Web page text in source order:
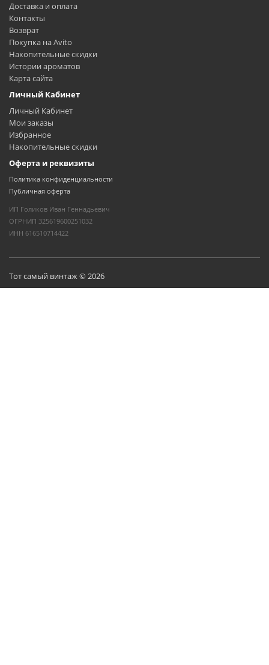
Доставка и оплата
Контакты
Возврат
Покупка на Avito
Накопительные скидки
Истории ароматов
Карта сайта
Личный Кабинет
Личный Кабинет
Мои заказы
Избранное
Накопительные скидки
Оферта и реквизиты
Политика конфиденциальности
Публичная оферта
ИП Голиков Иван Геннадьевич
ОГРНИП 325619600251032
ИНН 616510714422
Тот самый винтаж © 2026